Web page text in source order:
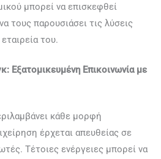
μπορεί να επισκεφθεί
τους παρουσιάσει τις λύσεις
του.
Εξατομικευμένη Επικοινωνία με
κάθε μορφή
έρχεται απευθείας σε
Τέτοιες ενέργειες μπορεί να